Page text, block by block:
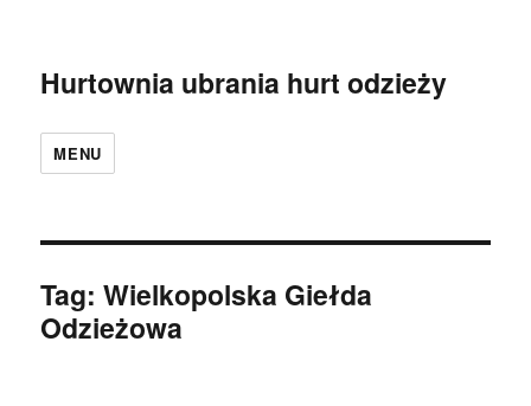
Hurtownia ubrania hurt odzieży
MENU
Tag:Wielkopolska Giełda
Odzieżowa